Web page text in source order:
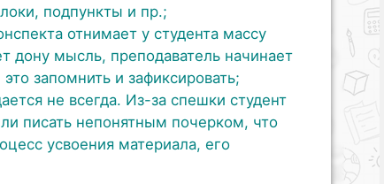
подпункты и пр.;
отнимает у студента массу
дону мысль, преподаватель начинает
запомнить и зафиксировать;
не всегда. Из-за спешки студент
писать непонятным почерком, что
усвоения материала, его